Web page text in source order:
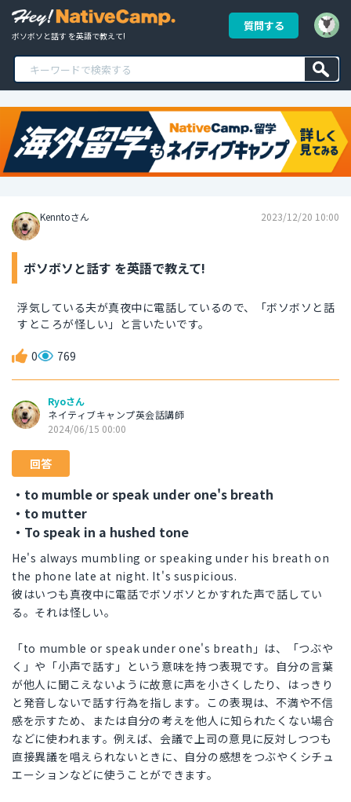
ボソボソと話す を英語で教えて!
質問する
Kenntoさん 2023/12/20 10:00
ボソボソと話す を英語で教えて!
浮気している夫が真夜中に電話しているので、「ボソボソと話
すところが怪しい」と言いたいです。
0 769
Ryoさん
ネイティブキャンプ英会話講師
2024/06/15 00:00
回答
・to mumble or speak under one's breath
・to mutter
・To speak in a hushed tone
He's always mumbling or speaking under his breath on
the phone late at night. It's suspicious.
彼はいつも真夜中に電話でボソボソとかすれた声で話してい
る。それは怪しい。
「to mumble or speak under one's breath」は、「つぶや
く」や「小声で話す」という意味を持つ表現です。自分の言葉
が他人に聞こえないように故意に声を小さくしたり、はっきり
と発音しないで話す行為を指します。この表現は、不満や不信
感を示すため、または自分の考えを他人に知られたくない場合
などに使われます。例えば、会議で上司の意見に反対しつつも
直接異議を唱えられないときに、自分の感想をつぶやくシチュ
エーションなどに使うことができます。